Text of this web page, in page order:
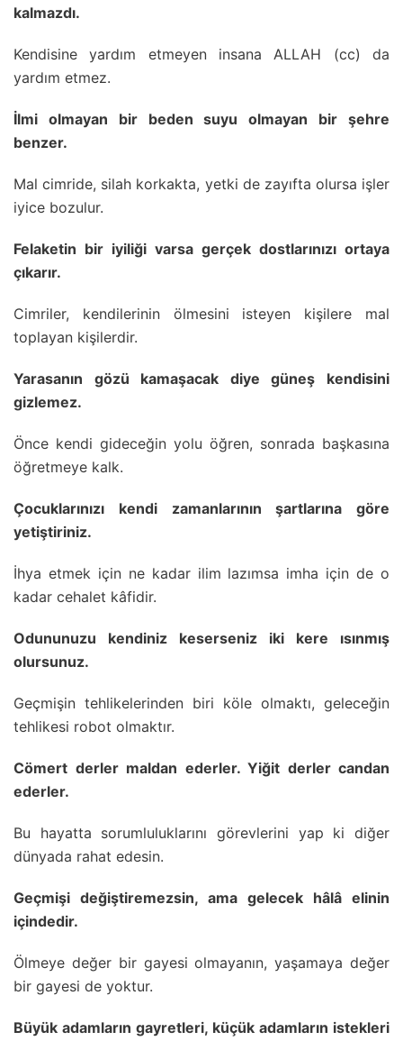
kalmazdı.
Kendisine yardım etmeyen insana ALLAH (cc) da
yardım etmez.
İlmi olmayan bir beden suyu olmayan bir şehre
benzer.
Mal cimride, silah korkakta, yetki de zayıfta olursa işler
iyice bozulur.
Felaketin bir iyiliği varsa gerçek dostlarınızı ortaya
çıkarır.
Cimriler, kendilerinin ölmesini isteyen kişilere mal
toplayan kişilerdir.
Yarasanın gözü kamaşacak diye güneş kendisini
gizlemez.
Önce kendi gideceğin yolu öğren, sonrada başkasına
öğretmeye kalk.
Çocuklarınızı kendi zamanlarının şartlarına göre
yetiştiriniz.
İhya etmek için ne kadar ilim lazımsa imha için de o
kadar cehalet kâfidir.
Odununuzu kendiniz keserseniz iki kere ısınmış
olursunuz.
Geçmişin tehlikelerinden biri köle olmaktı, geleceğin
tehlikesi robot olmaktır.
Cömert derler maldan ederler. Yiğit derler candan
ederler.
Bu hayatta sorumluluklarını görevlerini yap ki diğer
dünyada rahat edesin.
Geçmişi değiştiremezsin, ama gelecek hâlâ elinin
içindedir.
Ölmeye değer bir gayesi olmayanın, yaşamaya değer
bir gayesi de yoktur.
Büyük adamların gayretleri, küçük adamların istekleri